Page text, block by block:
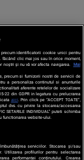
identificatorii cookie unici pentru
făcând clic mai jos sau în orice moment,
și nu vă vor afecta navigarea.
Mai
precum si furnizorii nostri de servicii de
a personaliza continutul si anunturile
aferente retelelor de socializare
22 din GDPR in legatura cu prelucrarea
aici. Prin click pe “ACCEPT TOATE”,
dvs. cu privire la stocarea/accesarea
SETARILE INDIVIDUAL” puteti schimba
functionarea website-ului.
serviciilor. Stocarea și/sau
Utilizarea profilurilor pentru selectarea
performanței conținutului. Crearea